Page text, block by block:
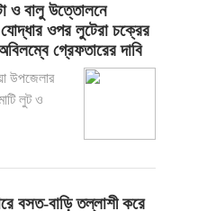
ও বালু উত্তোলনে
ওপর লুটেরা চক্রের
গ্রেফতারের দাবি
উপজেলার
লুট ও
বসত-বাড়ি তল্লাশী করে